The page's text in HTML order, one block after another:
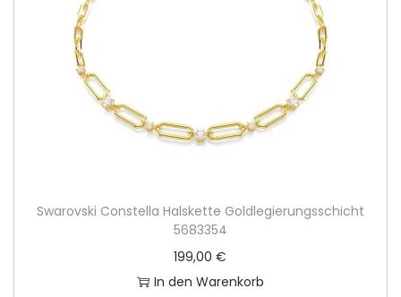
Swarovski Constella Halskette Goldlegierungsschicht
5683354
199,00€
In den Warenkorb